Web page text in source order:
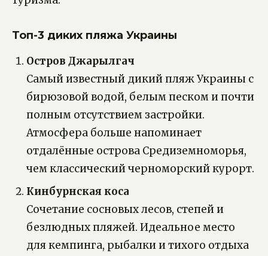
Топ-3 диких пляжа Украины
Остров Джарылгач
Самый известный дикий пляж Украины с
бирюзовой водой, белым песком и почти
полным отсутствием застройки.
Атмосфера больше напоминает
отдалённые острова Средиземноморья,
чем классический черноморский курорт.
Кинбурнская коса
Сочетание сосновых лесов, степей и
безлюдных пляжей. Идеальное место
для кемпинга, рыбалки и тихого отдыха